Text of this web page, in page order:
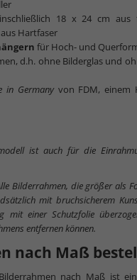
18 x 24 cm aus
Hartfaser
für Hoch- und
d.h. ohne Bilderglas und
in Germanyvon FDM, einem
ist auch für die
Bilderrahmen, die größer als
mit bruchsicherem
mit einer Schutzfolie
entfernen können.
nach Maß
nach Maß ist ein